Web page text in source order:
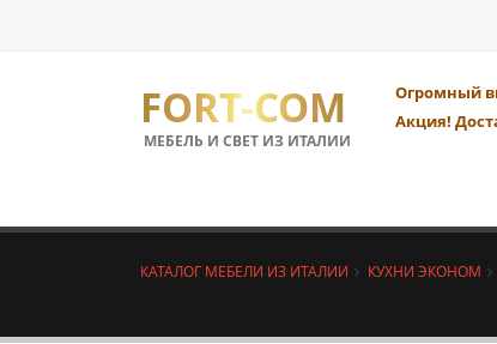
FORT-COM
МЕБЕЛЬ И СВЕТ ИЗ ИТАЛИИ
Огромный
Акция!
КАТАЛОГ МЕБЕЛИ ИЗ ИТАЛИИ КУХНИ ЭКОНОМ